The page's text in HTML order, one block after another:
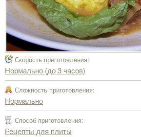
Скорость приготовления:
Нормально (до 3 часов)
Сложность приготовления:
Нормально
Способ приготовления:
Рецепты для плиты